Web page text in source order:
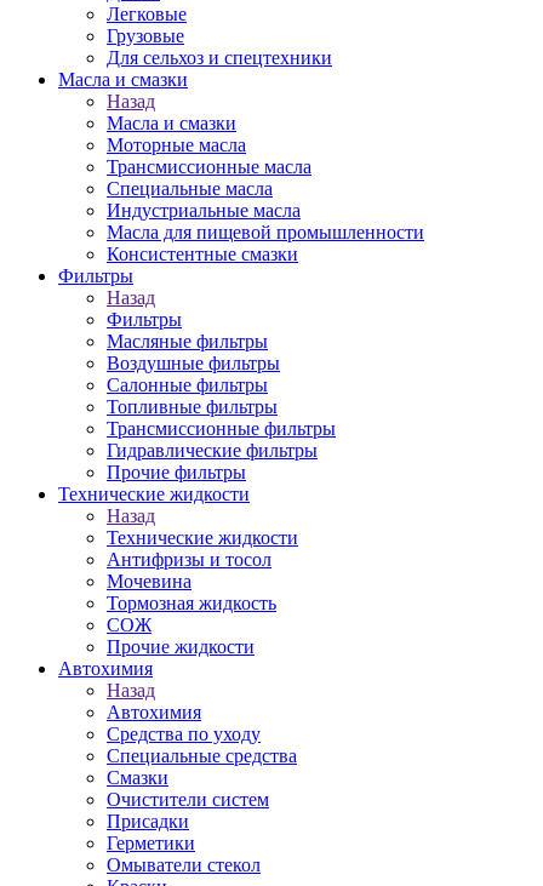
Легковые
Грузовые
Для сельхоз и спецтехники
Масла и смазки
Назад
Масла и смазки
Моторные масла
Трансмиссионные масла
Специальные масла
Индустриальные масла
Масла для пищевой промышленности
Консистентные смазки
Фильтры
Назад
Фильтры
Масляные фильтры
Воздушные фильтры
Салонные фильтры
Топливные фильтры
Трансмиссионные фильтры
Гидравлические фильтры
Прочие фильтры
Технические жидкости
Назад
Технические жидкости
Антифризы и тосол
Мочевина
Тормозная жидкость
СОЖ
Прочие жидкости
Автохимия
Назад
Автохимия
Средства по уходу
Специальные средства
Смазки
Очистители систем
Присадки
Герметики
Омыватели стекол